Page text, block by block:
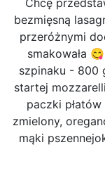
bezmięsną
przeróżnymi
smakowała
szpinaku - 800
startej
paczki
zmielony,
mąki